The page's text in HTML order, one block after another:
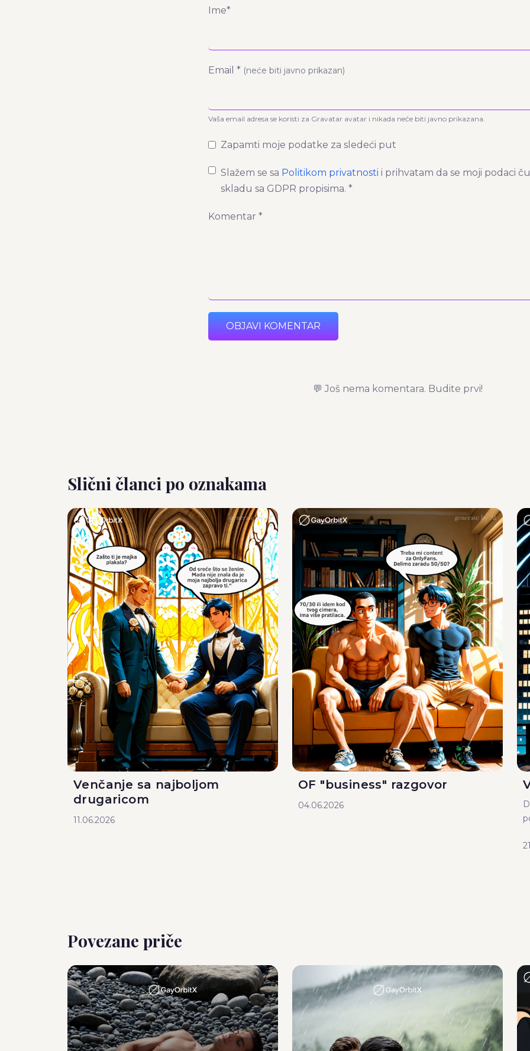
Ime*
Email * (neće biti javno prikazan)
Vaša email adresa se koristi za Gravatar avatar i nikada neće biti javno prikazana.
Zapamti moje podatke za sledeći put
Slažem se sa Politikom privatnosti i prihvatam da se moji podaci
skladu sa GDPR propisima. *
Komentar *
OBJAVI KOMENTAR
💬 Još nema komentara. Budite prvi!
Slični članci po oznakama
Venčanje sa najboljom
drugaricom
11.06.2026
OF "business" razgovor
04.06.2026
Povezane priče